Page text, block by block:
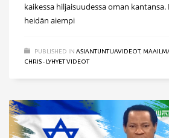
kaikessa hiljaisuudessa oman
heidän aiempi
PUBLISHED IN ASIANTUNTIJAVIDEOT,
CHRIS - LYHYET VIDEOT